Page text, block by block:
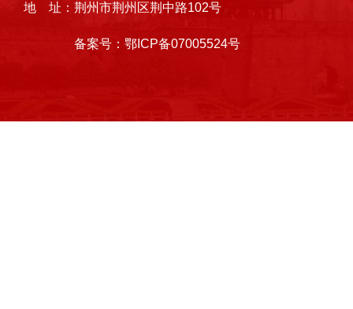
地 址： 荆州市荆州区荆中路102号
备案号：鄂ICP备07005524号